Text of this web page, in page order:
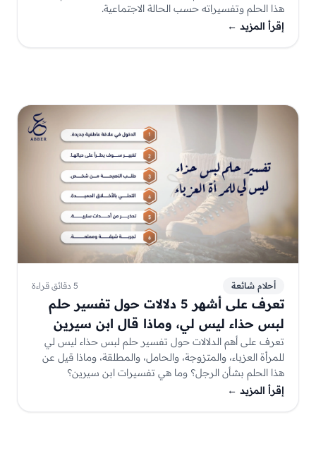
هذا الحلم وتفسيراته حسب الحالة الاجتماعية.
إقرأ المزيد ←
أحلام شائعة 5 دقائق قراءة
تعرف على أشهر 5 دلالات حول تفسير حلم
لبس حذاء ليس لي، وماذا قال ابن سيرين
بشأنه؟
تعرف على أهم الدلالات حول تفسير حلم لبس حذاء ليس لي
للمرأة العزباء، والمتزوجة، والحامل، والمطلقة، وماذا قيل عن
هذا الحلم بشأن الرجل؟ وما هي تفسيرات ابن سيرين؟
إقرأ المزيد ←